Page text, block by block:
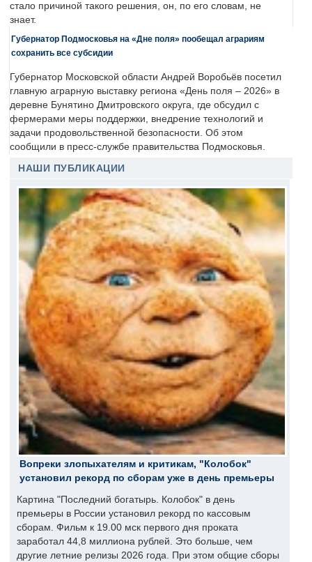
стало причиной такого решения, он, по его словам, не
знает.
Губернатор Подмосковья на «Дне поля» пообещал аграриям
сохранить все субсидии
Губернатор Московской области Андрей Воробьёв посетил
главную аграрную выставку региона «День поля – 2026» в
деревне Бунятино Дмитровского округа, где обсудил с
фермерами меры поддержки, внедрение технологий и
задачи продовольственной безопасности. Об этом
сообщили в пресс-службе правительства Подмосковья.
НАШИ ПУБЛИКАЦИИ
Вопреки злопыхателям и критикам, "Колобок"
установил рекорд по сборам уже в день премьеры
Картина "Последний богатырь. Колобок" в день
премьеры в России установил рекорд по кассовым
сборам. Фильм к 19.00 мск первого дня проката
заработал 44,8 миллиона рублей. Это больше, чем
другие летние релизы 2026 года. При этом общие сборы